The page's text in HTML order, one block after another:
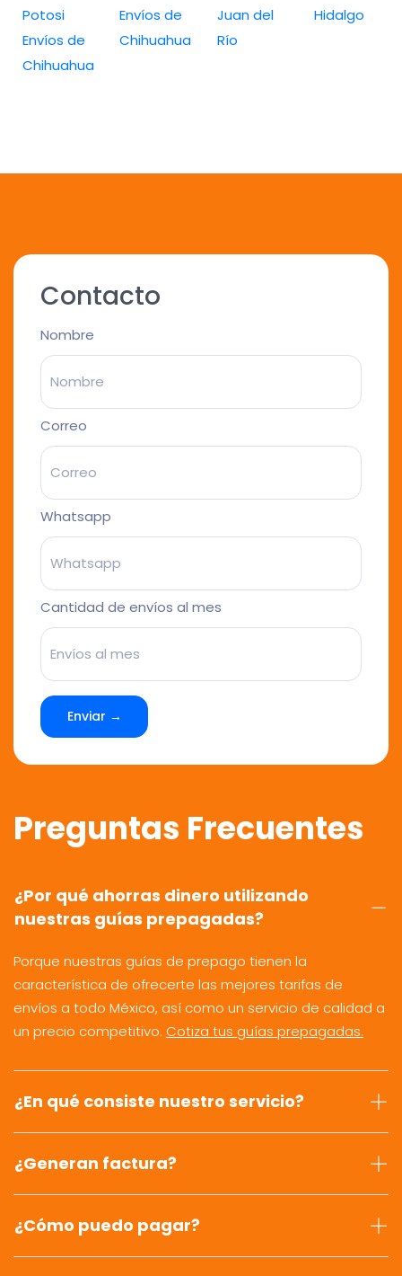
Potosi
Envíos de
Chihuahua
Envíos de
Chihuahua
Juan del
Río
Hidalgo
Contacto
Nombre
Correo
Whatsapp
Cantidad de envíos al mes
Enviar →
Preguntas Frecuentes
¿Por qué ahorras dinero utilizando
nuestras guías prepagadas?
Porque nuestras guías de prepago tienen la
característica de ofrecerte las mejores tarifas de
envíos a todo México, así como un servicio de calidad a
un precio competitivo. Cotiza tus guías prepagadas.
¿En qué consiste nuestro servicio?
¿Generan factura?
¿Cómo puedo pagar?